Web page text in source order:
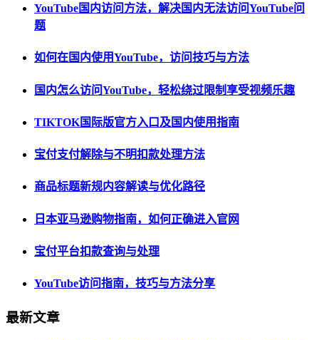
YouTube国内访问方法，解决国内无法访问YouTube问
题
如何在国内使用YouTube，访问技巧与方法
国内怎么访问YouTube，轻松绕过限制享受视频乐趣
TIKTOK国际版官方入口及国内使用指南
宝付支付解除与不明扣款处理方法
商品标题新规内容解读与优化路径
日本亚马逊购物指南，如何正确进入官网
宝付平台扣款查询与处理
YouTube访问指南，技巧与方法分享
最新文章